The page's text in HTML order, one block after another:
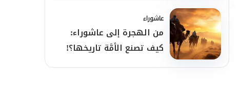
عاشوراء
من الهجرة إلى عاشوراء:
كيف تصنع الأمَّة تاريخها؟!